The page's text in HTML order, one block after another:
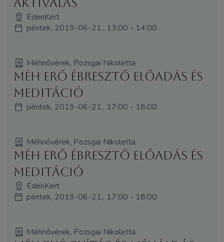
Aktiválás
ÉdenKert
péntek, 2019-06-21., 13:00 - 14:00
Méhnővérek, Pozsgai Nikoletta
Méh Erő Ébresztő előadás és
meditáció
péntek, 2019-06-21., 17:00 - 18:00
Méhnővérek, Pozsgai Nikoletta
Méh Erő Ébresztő előadás és
meditáció
ÉdenKert
péntek, 2019-06-21., 17:00 - 18:00
Méhnővérek, Pozsgai Nikoletta